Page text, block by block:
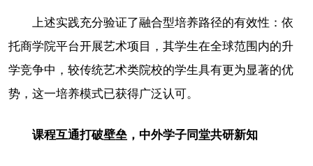
上述实践充分验证了融合型培养路径的有效性：依
托商学院平台开展艺术项目，其学生在全球范围内的升
学竞争中，较传统艺术类院校的学生具有更为显著的优
势，这一培养模式已获得广泛认可。
课程互通打破壁垒，中外学子同堂共研新知